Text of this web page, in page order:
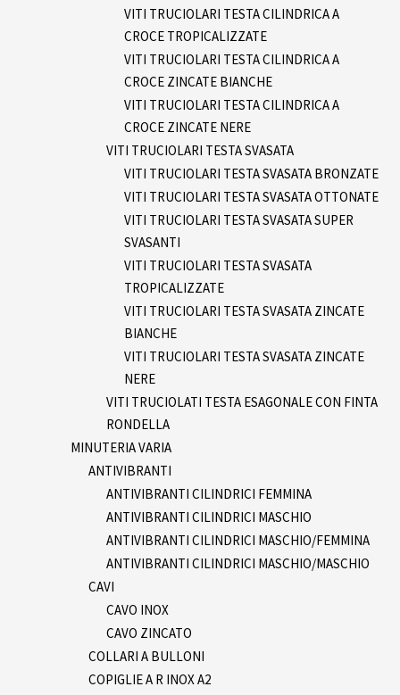
VITI TRUCIOLARI TESTA CILINDRICA A
CROCE TROPICALIZZATE
VITI TRUCIOLARI TESTA CILINDRICA A
CROCE ZINCATE BIANCHE
VITI TRUCIOLARI TESTA CILINDRICA A
CROCE ZINCATE NERE
VITI TRUCIOLARI TESTA SVASATA
VITI TRUCIOLARI TESTA SVASATA BRONZATE
VITI TRUCIOLARI TESTA SVASATA OTTONATE
VITI TRUCIOLARI TESTA SVASATA SUPER
SVASANTI
VITI TRUCIOLARI TESTA SVASATA
TROPICALIZZATE
VITI TRUCIOLARI TESTA SVASATA ZINCATE
BIANCHE
VITI TRUCIOLARI TESTA SVASATA ZINCATE
NERE
VITI TRUCIOLATI TESTA ESAGONALE CON FINTA
RONDELLA
MINUTERIA VARIA
ANTIVIBRANTI
ANTIVIBRANTI CILINDRICI FEMMINA
ANTIVIBRANTI CILINDRICI MASCHIO
ANTIVIBRANTI CILINDRICI MASCHIO/FEMMINA
ANTIVIBRANTI CILINDRICI MASCHIO/MASCHIO
CAVI
CAVO INOX
CAVO ZINCATO
COLLARI A BULLONI
COPIGLIE A R INOX A2